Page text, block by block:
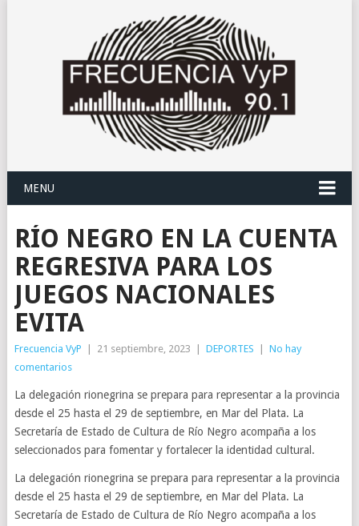
MENU
RÍO NEGRO EN LA CUENTA
REGRESIVA PARA LOS
JUEGOS NACIONALES
EVITA
Frecuencia VyP 21 septiembre, 2023 DEPORTES
No hay
comentarios
La delegación rionegrina se prepara para representar a la provincia
desde el 25 hasta el 29 de septiembre, en Mar del Plata. La
Secretaría de Estado de Cultura de Río Negro acompaña a los
seleccionados para fomentar y fortalecer la identidad cultural.
La delegación rionegrina se prepara para representar a la provincia
desde el 25 hasta el 29 de septiembre, en Mar del Plata. La
Secretaría de Estado de Cultura de Río Negro acompaña a los